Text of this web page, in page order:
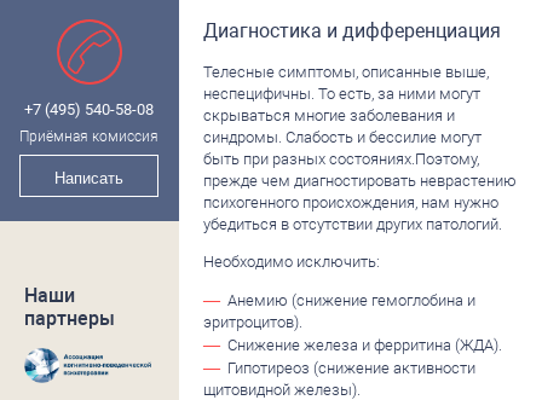
+7 (495) 540-58-08
Приёмная комиссия
Написать
Наши
партнеры
Диагностика и дифференциация
Телесные симптомы, описанные выше,
неспецифичны. То есть, за ними могут
скрываться многие заболевания и
синдромы. Слабость и бессилие могут
быть при разных состояниях.Поэтому,
прежде чем диагностировать неврастению
психогенного происхождения, нам нужно
убедиться в отсутствии других патологий.
Необходимо исключить:
Анемию (снижение гемоглобина и
эритроцитов).
Снижение железа и ферритина (ЖДА).
Гипотиреоз (снижение активности
щитовидной железы).